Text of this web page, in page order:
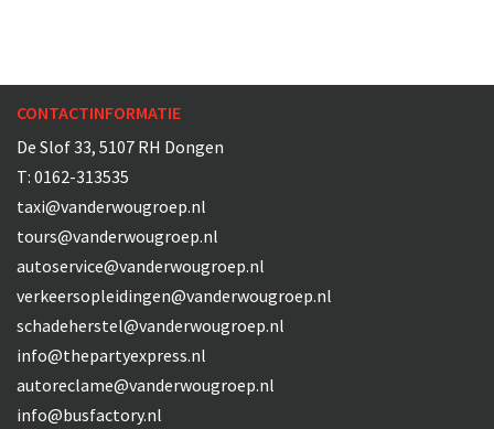
CONTACTINFORMATIE
De Slof 33, 5107 RH Dongen
T: 0162-313535
taxi@vanderwougroep.nl
tours@vanderwougroep.nl
autoservice@vanderwougroep.nl
verkeersopleidingen@vanderwougroep.nl
schadeherstel@vanderwougroep.nl
info@thepartyexpress.nl
autoreclame@vanderwougroep.nl
info@busfactory.nl